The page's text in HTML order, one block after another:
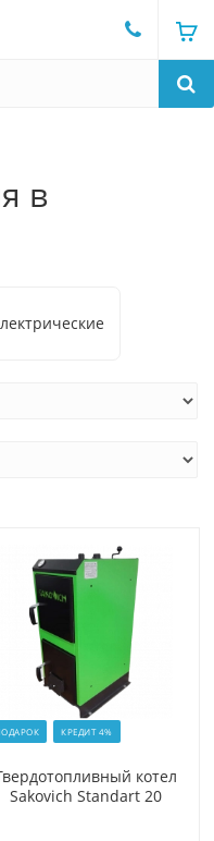
в
КРЕДИТ 4%
котел
Sakovich Standart 20